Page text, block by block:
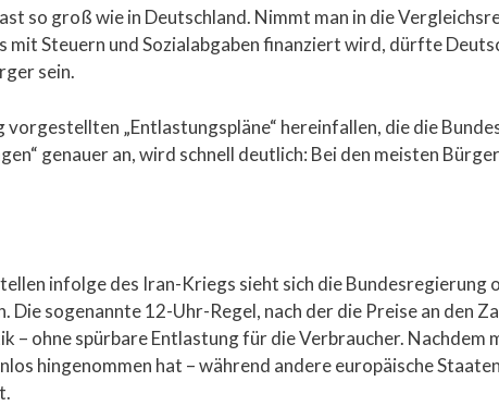
so groß wie in Deutschland. Nimmt man in die
mit Steuern und Sozialabgaben finanziert wird, dürfte
sein.
„Entlastungspläne“ hereinfallen, die die
genauer an, wird schnell deutlich: Bei den meisten
infolge des Iran-Kriegs sieht sich die Bundesregierung
sogenannte 12-Uhr-Regel, nach der die Preise an den
ohne spürbare Entlastung für die Verbraucher. Nachdem
hingenommen hat – während andere europäische